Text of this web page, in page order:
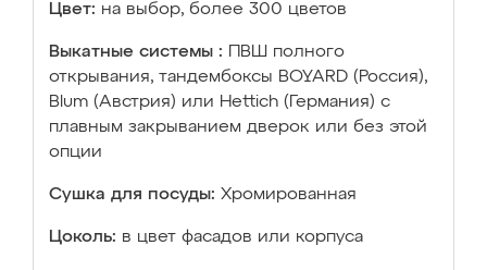
Цвет: на выбор, более 300 цветов
Выкатные системы :
ПВШ полного
открывания, тандембоксы BOYARD (Россия),
Blum (Австрия) или Hettich (Германия) с
плавным закрыванием дверок или без этой
опции
Сушка для посуды: Хромированная
Цоколь: в цвет фасадов или корпуса